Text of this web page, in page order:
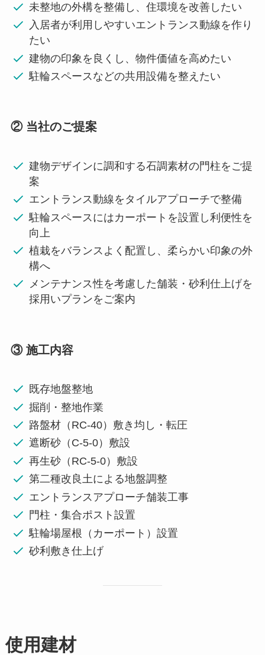
未整地の外構を整備し、住環境を改善したい
入居者が利用しやすいエントランス動線を作り
たい
建物の印象を良くし、物件価値を高めたい
駐輪スペースなどの共用設備を整えたい
② 当社のご提案
建物デザインに調和する石調素材の門柱をご提
案
エントランス動線をタイルアプローチで整備
駐輪スペースにはカーポートを設置し利便性を
向上
植栽をバランスよく配置し、柔らかい印象の外
構へ
メンテナンス性を考慮した舗装・砂利仕上げを
採用いプランをご案内
③ 施工内容
既存地盤整地
掘削・整地作業
路盤材（RC-40）敷き均し・転圧
遮断砂（C-5-0）敷設
再生砂（RC-5-0）敷設
第二種改良土による地盤調整
エントランスアプローチ舗装工事
門柱・集合ポスト設置
駐輪場屋根（カーポート）設置
砂利敷き仕上げ
使用建材